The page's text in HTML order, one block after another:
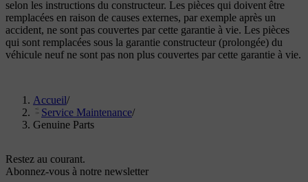
selon les instructions du constructeur. Les pièces qui doivent être
remplacées en raison de causes externes, par exemple après un
accident, ne sont pas couvertes par cette garantie à vie. Les pièces
qui sont remplacées sous la garantie constructeur (prolongée) du
véhicule neuf ne sont pas non plus couvertes par cette garantie à vie.
Accueil/
Service Maintenance/
Genuine Parts